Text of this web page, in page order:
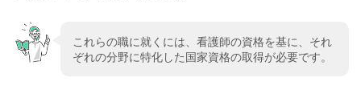
これらの職に就くには、看護師の資格を基に、それ
ぞれの分野に特化した国家資格の取得が必要です。